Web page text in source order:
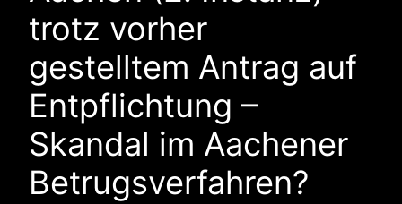
trotz vorher
gestelltem Antrag auf
Entpflichtung –
Skandal im Aachener
Betrugsverfahren?